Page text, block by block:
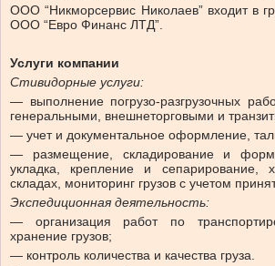
ООО “Никморсервис Николаев” входит в
ООО “Евро Финанс ЛТД”.
Услуги компании
Стивидорные услуги:
— выполнение погрузо-разгрузочных
генеральными, внешнеторговыми и
— учет и документальное оформление,
— размещение, складирование и
укладка, крепление и сепарирование,
складах, мониторинг грузов с учетом
Экспедиционная деятельность:
— организация работ по
хранение грузов;
— контроль количества и качества груза.